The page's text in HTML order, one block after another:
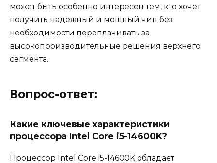
может быть особенно интересен тем, кто хочет
получить надежный и мощный чип без
необходимости переплачивать за
высокопроизводительные решения верхнего
сегмента.
Вопрос-ответ:
Какие ключевые характеристики
процессора Intel Core i5-14600K?
Процессор Intel Core i5-14600K обладает